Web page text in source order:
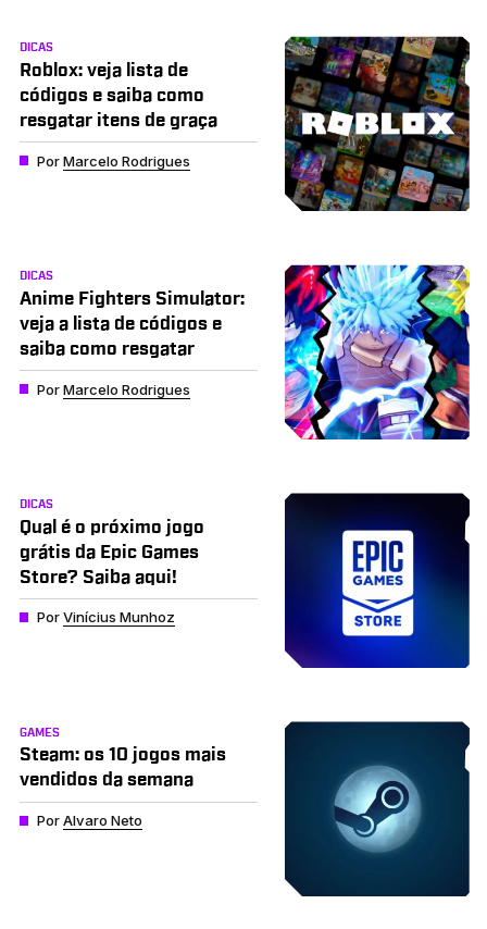
DICAS
Roblox: veja lista de
códigos e saiba como
resgatar itens de graça
PorMarcelo Rodrigues
DICAS
Anime Fighters Simulator:
veja a lista de códigos e
saiba como resgatar
PorMarcelo Rodrigues
DICAS
Qual é o próximo jogo
grátis da Epic Games
Store? Saiba aqui!
PorVinícius Munhoz
GAMES
Steam: os 10 jogos mais
vendidos da semana
PorAlvaro Neto